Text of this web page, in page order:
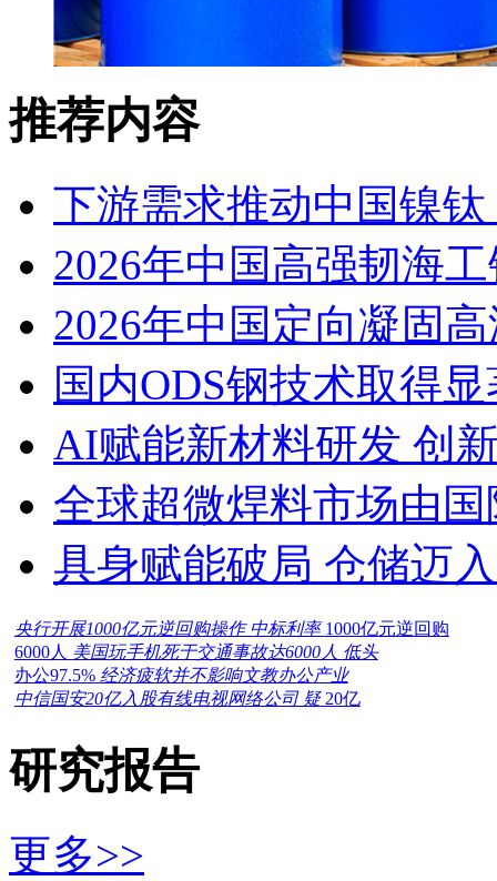
推荐内容
下游需求推动中国镍
2026年中国高强韧海
2026年中国定向凝固
国内ODS钢技术取得
AI赋能新材料研发 创
全球超微焊料市场由
具身赋能破局 仓储迈
央行开展1000亿元逆回购操作 中标利率 1000亿元逆回购
6000人 美国玩手机死于交通事故达6000人 低头
办公97.5% 经济疲软并不影响文教办公产业
中信国安20亿入股有线电视网络公司 疑 20亿
研究报告
更多>>